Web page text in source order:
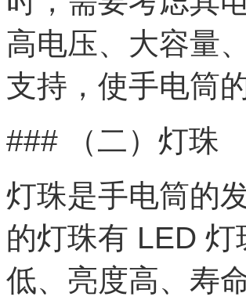
高电压、大容量
支持，使手电筒
### （二）灯珠
灯珠是手电筒的
的灯珠有 LED
低、亮度高、寿